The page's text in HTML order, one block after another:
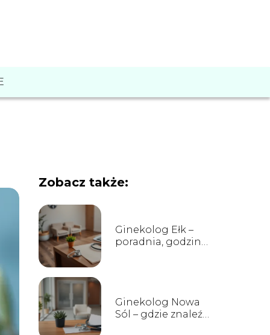
Zobacz także:
Ginekolog Ełk –
poradnia, godziny
Ginekolog Nowa
Sól – gdzie znaleźć